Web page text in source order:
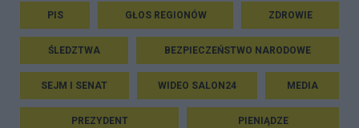
PIS GŁOS REGIONÓW ZDROWIE
ŚLEDZTWA BEZPIECZEŃSTWO NARODOWE
SEJM I SENAT WIDEO SALON24 MEDIA
PREZYDENT PIENIĄDZE